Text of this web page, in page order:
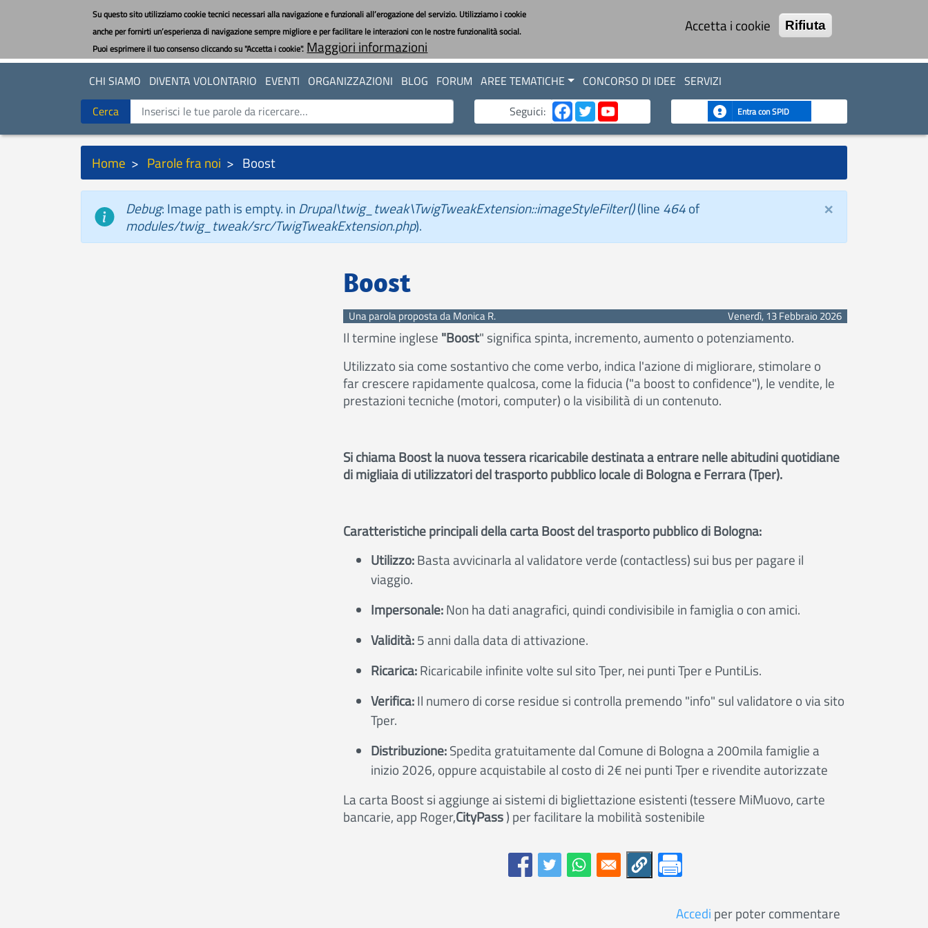
Su questo sito utilizziamo cookie tecnici necessari alla navigazione e funzionali all’erogazione del servizio. Utilizziamo i cookie
anche per fornirti un’esperienza di navigazione sempre migliore e per facilitare le interazioni con le nostre funzionalità social.
Puoi esprimere il tuo consenso cliccando su "Accetta i cookie". Maggiori informazioni
Accetta i cookie Rifiuta
principale
CHI SIAMO DIVENTA VOLONTARIO EVENTI ORGANIZZAZIONI BLOG FORUM AREE TEMATICHE CONCORSO DI IDEE SERVIZI
Cerca
Cerca Seguici: Entra con SPID
Briciole
di
pane
Home Parole fra noi Boost
Messaggio
di
Debug: Image path is empty. in Drupal\twig_tweak\TwigTweakExtension::imageStyleFilter()(line 464of
modules/twig_tweak/src/TwigTweakExtension.php).
×
Boost
Una parola proposta da Monica R. Venerdì, 13 Febbraio 2026
Il termine inglese "Boost" significa spinta, incremento, aumento o potenziamento.
Utilizzato sia come sostantivo che come verbo, indica l'azione di migliorare, stimolare o
farcrescere rapidamente qualcosa, come la fiducia ("a boost to confidence"), le vendite, le
prestazioni tecniche (motori, computer) o la visibilità di un contenuto.
Si chiama Boost la nuova tessera ricaricabile destinata a entrare nelle abitudini quotidiane
di migliaia di utilizzatori del trasporto pubblico locale di Bologna e Ferrara (Tper).
Caratteristiche principali della carta Boost del trasporto pubblico di Bologna:
Utilizzo:Basta avvicinarla al validatore verde (contactless) sui bus per pagare il
viaggio.
Impersonale:Non ha dati anagrafici, quindi condivisibile in famiglia o con amici.
Validità:5 anni dalla data di attivazione.
Ricarica:Ricaricabile infinite volte sul sito Tper, nei punti Tper e PuntiLis.
Verifica:Il numero di corse residue si controlla premendo "info" sul validatore o via sito
Tper.
Distribuzione:Spedita gratuitamente dal Comune di Bologna a 200mila famiglie a
inizio 2026, oppure acquistabile al costo di 2€ nei punti Tper e rivendite autorizzate
La carta Boost si aggiunge ai sistemi di bigliettazione esistenti (tessere MiMuovo, carte
bancarie, app Roger,CityPass) per facilitare la mobilità sostenibile
Accedi per poter commentare